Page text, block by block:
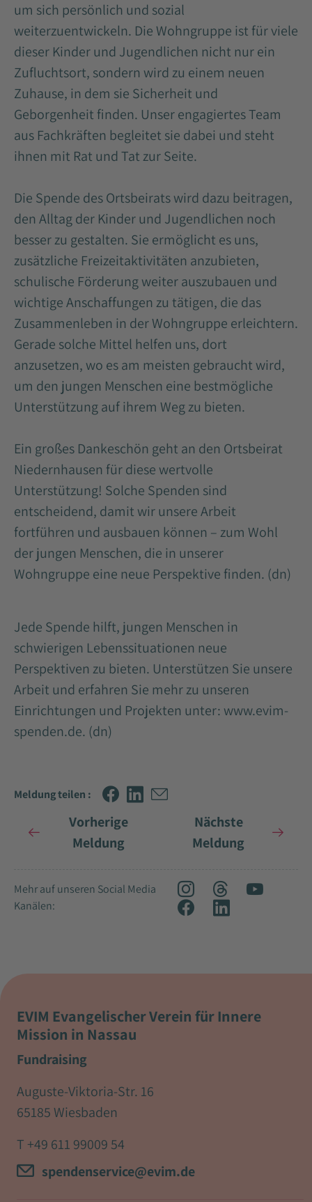
um sich persönlich und sozial
weiterzuentwickeln. Die Wohngruppe ist für viele
dieser Kinder und Jugendlichen nicht nur ein
Zufluchtsort, sondern wird zu einem neuen
Zuhause, in dem sie Sicherheit und
Geborgenheit finden. Unser engagiertes Team
aus Fachkräften begleitet sie dabei und steht
ihnen mit Rat und Tat zur Seite.
Die Spende des Ortsbeirats wird dazu beitragen,
den Alltag der Kinder und Jugendlichen noch
besser zu gestalten. Sie ermöglicht es uns,
zusätzliche Freizeitaktivitäten anzubieten,
schulische Förderung weiter auszubauen und
wichtige Anschaffungen zu tätigen, die das
Zusammenleben in der Wohngruppe erleichtern.
Gerade solche Mittel helfen uns, dort
anzusetzen, wo es am meisten gebraucht wird,
um den jungen Menschen eine bestmögliche
Unterstützung auf ihrem Weg zu bieten.
Ein großes Dankeschön geht an den Ortsbeirat
Niedernhausen für diese wertvolle
Unterstützung! Solche Spenden sind
entscheidend, damit wir unsere Arbeit
fortführen und ausbauen können – zum Wohl
der jungen Menschen, die in unserer
Wohngruppe eine neue Perspektive finden. (dn)
Jede Spende hilft, jungen Menschen in
schwierigen Lebenssituationen neue
Perspektiven zu bieten. Unterstützen Sie unsere
Arbeit und erfahren Sie mehr zu unseren
Einrichtungen und Projekten unter: www.evim-
spenden.de. (dn)
Meldung teilen :
Vorherige
Meldung
Nächste
Meldung
Mehr auf unseren Social Media
Kanälen:
EVIM Evangelischer Verein für Innere
Mission in Nassau
Fundraising
Auguste-Viktoria-Str. 16
65185 Wiesbaden
T +49 611 99009 54
spendenservice@evim.de